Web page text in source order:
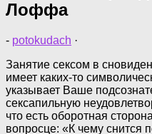
Лоффа
- potokudach ·
Занятие сексом в
имеет каких-то
указывает Ваше
сексапильную
что есть оборотная
вопросце: «К чему снится